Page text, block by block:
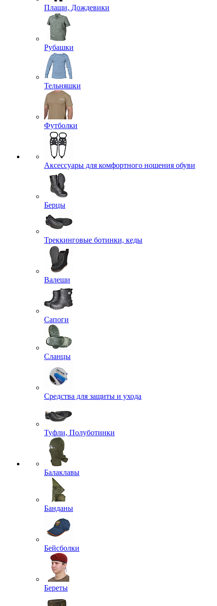
Плащи, Дождевики
Рубашки
Тельняшки
Футболки
Аксессуары для комфортного ношения обуви
Берцы
Треккинговые ботинки, кеды
Валеши
Сапоги
Сланцы
Средства для защиты и ухода
Туфли, Полуботинки
Балаклавы
Банданы
Бейсболки
Береты